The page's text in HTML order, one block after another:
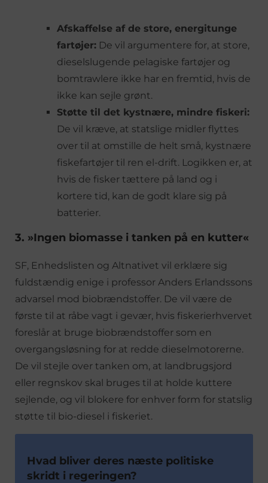
Afskaffelse af de store, energitunge
fartøjer: De vil argumentere for, at store,
dieselslugende pelagiske fartøjer og
bomtrawlere ikke har en fremtid, hvis de
ikke kan sejle grønt.
Støtte til det kystnære, mindre fiskeri:
De vil kræve, at statslige midler flyttes
over til at omstille de helt små, kystnære
fiskefartøjer til ren el-drift. Logikken er, at
hvis de fisker tættere på land og i
kortere tid, kan de godt klare sig på
batterier.
3. »Ingen biomasse i tanken på en kutter«
SF, Enhedslisten og Altnativet vil erklære sig
fuldstændig enige i professor Anders Erlandssons
advarsel mod biobrændstoffer. De vil være de
første til at råbe vagt i gevær, hvis fiskerierhvervet
foreslår at bruge biobrændstoffer som en
overgangsløsning for at redde dieselmotorerne.
De vil stejle over tanken om, at landbrugsjord
eller regnskov skal bruges til at holde kuttere
sejlende, og vil blokere for enhver form for statslig
støtte til bio-diesel i fiskeriet.
Hvad bliver deres næste politiske
skridt i regeringen?